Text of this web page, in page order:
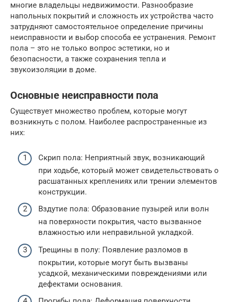
многие владельцы недвижимости. Разнообразие
напольных покрытий и сложность их устройства часто
затрудняют самостоятельное определение причины
неисправности и выбор способа ее устранения. Ремонт
пола – это не только вопрос эстетики, но и
безопасности, а также сохранения тепла и
звукоизоляции в доме.
Основные неисправности пола
Существует множество проблем, которые могут
возникнуть с полом. Наиболее распространенные из
них:
Скрип пола: Неприятный звук, возникающий
при ходьбе, который может свидетельствовать о
расшатанных креплениях или трении элементов
конструкции.
Вздутие пола: Образование пузырей или волн
на поверхности покрытия, часто вызванное
влажностью или неправильной укладкой.
Трещины в полу: Появление разломов в
покрытии, которые могут быть вызваны
усадкой, механическими повреждениями или
дефектами основания.